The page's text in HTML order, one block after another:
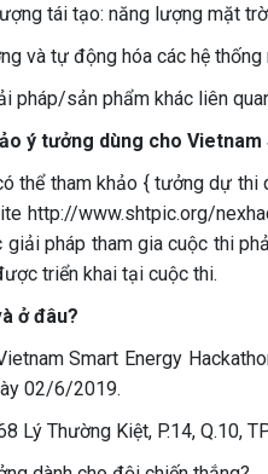
tái tạo: năng lượng mặt
và tự động hóa các hệ thống
pháp/sản phẩm khác liên
ý tưởng dùng cho
thể tham khảo { tưởng dự
http://www.shtpic.org/
giải pháp tham gia cuộc thi
triển khai tại cuộc thi.
ở đâu?
Smart Energy
02/6/2019.
Lý Thường Kiệt, P.14, Q.10,